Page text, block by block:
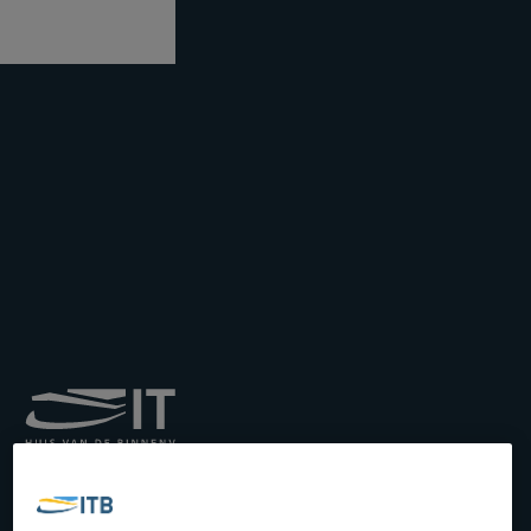
Transport par Batellerie